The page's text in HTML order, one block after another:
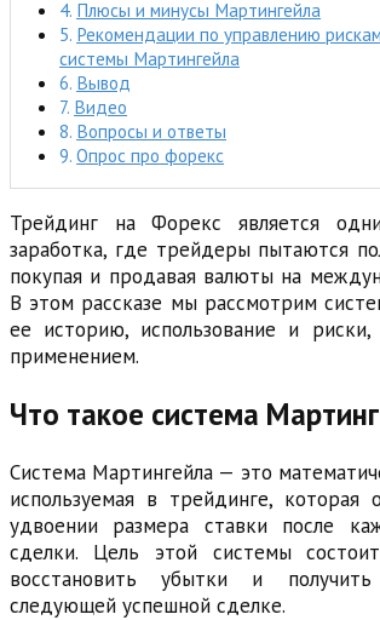
Плюсы и минусы Мартингейла
Рекомендации по управлению
системы Мартингейла
Вывод
Видео
Вопросы и ответы
Опрос про форекс
Трейдинг на Форекс является
заработка, где трейдеры пытаются
покупая и продавая валюты на
В этом рассказе мы рассмотрим
ее историю, использование и
применением.
Что такое система
Система Мартингейла — это
используемая в трейдинге, которая
удвоении размера ставки после
сделки. Цель этой системы
восстановить убытки и
следующей успешной сделке.